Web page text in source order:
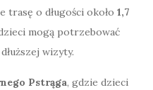
trasę o długości około 1,7
mogą potrzebować
wizyty.
Pstrąga, gdzie dzieci